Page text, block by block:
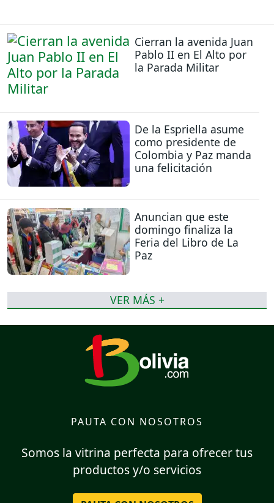
Cierran la avenida Juan
Pablo II en El Alto por
la Parada Militar
De la Espriella asume
como presidente de
Colombia y Paz manda
una felicitación
Anuncian que este
domingo finaliza la
Feria del Libro de La
Paz
VER MÁS +
PAUTA CON NOSOTROS
Somos la vitrina perfecta para ofrecer tus
productos y/o servicios